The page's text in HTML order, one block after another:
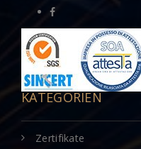
KATEGORIEN
Zertifikate